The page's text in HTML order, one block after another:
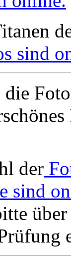
sind
der
sind